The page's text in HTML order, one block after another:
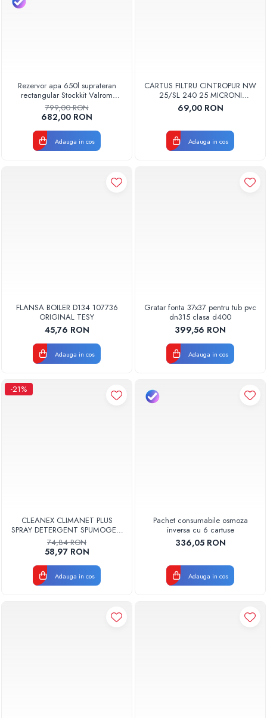
Rezervor apa 650l suprateran
rectangular Stockkit Valrom
49030650001
799,00 RON
682,00 RON
Adauga in cos
CARTUS FILTRU CINTROPUR NW
25/SL 240 25 MICRONI
MANSOANE FILTRARE SET 5BUC
69,00 RON
Adauga in cos
FLANSA BOILER D134 107736
ORIGINAL TESY
45,76 RON
Adauga in cos
Gratar fonta 37x37 pentru tub pvc
dn315 clasa d400
399,56 RON
Adauga in cos
-21%
CLEANEX CLIMANET PLUS
SPRAY DETERGENT SPUMOGEN
PENTRU CURATAREA
APARATELOR DE AER
CONDITIONAT
CLINETPLUS0600
74,84 RON
58,97 RON
Adauga in cos
Pachet consumabile osmoza
inversa cu 6 cartuse
336,05 RON
Adauga in cos